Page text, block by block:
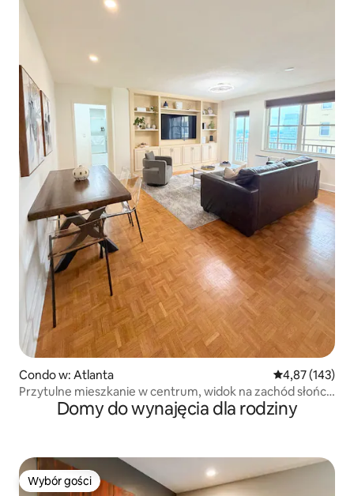
Condo w: Atlanta Średnia
4,87 (143)
Przytulne mieszkanie w centrum, widok na zachód słońca
/ łóżko typu King / 22. piętro
Domy do wynajęcia dla rodziny
Wybór gości
Wybór gości